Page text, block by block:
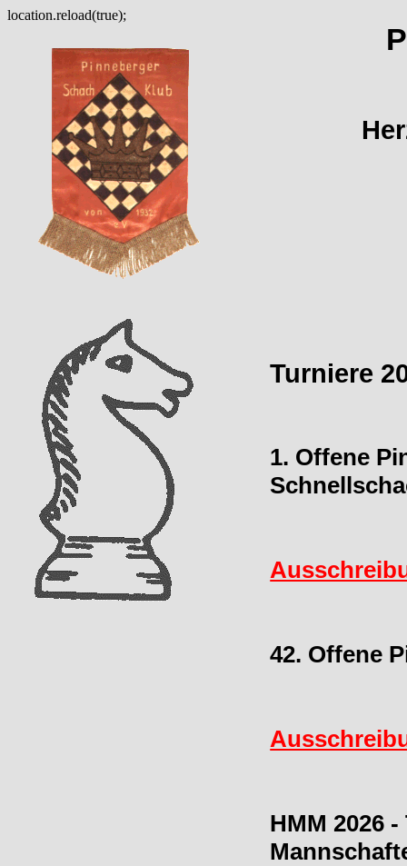
location.reload(true);
Turniere
1. Offene
42. Offene
HMM 2026